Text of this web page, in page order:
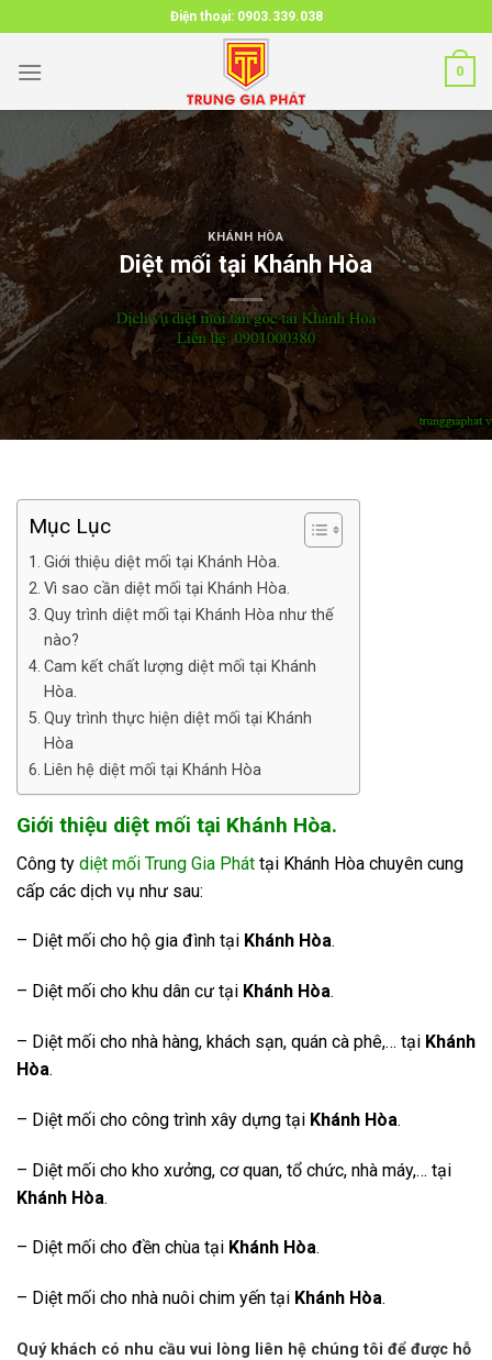
to
content
Điện thoại: 0903.339.038
0
KHÁNH HÒA
Diệt mối tại Khánh Hòa
Mục Lục
Giới thiệu diệt mối tại Khánh Hòa.
Vì sao cần diệt mối tại Khánh Hòa.
Quy trình diệt mối tại Khánh Hòa như thế
nào?
Cam kết chất lượng diệt mối tại Khánh
Hòa.
Quy trình thực hiện diệt mối tại Khánh
Hòa
Liên hệ diệt mối tại Khánh Hòa
Giới thiệu diệt mối tại Khánh Hòa.
Công ty diệt mối Trung Gia Phát tại Khánh Hòa chuyên cung
cấp các dịch vụ như sau:
– Diệt mối cho hộ gia đình tại Khánh Hòa.
– Diệt mối cho khu dân cư tại Khánh Hòa.
– Diệt mối cho nhà hàng, khách sạn, quán cà phê,… tại Khánh
Hòa.
– Diệt mối cho công trình xây dựng tại Khánh Hòa.
– Diệt mối cho kho xưởng, cơ quan, tổ chức, nhà máy,… tại
Khánh Hòa.
– Diệt mối cho đền chùa tại Khánh Hòa.
– Diệt mối cho nhà nuôi chim yến tại Khánh Hòa.
Quý khách có nhu cầu vui lòng liên hệ chúng tôi để được hỗ